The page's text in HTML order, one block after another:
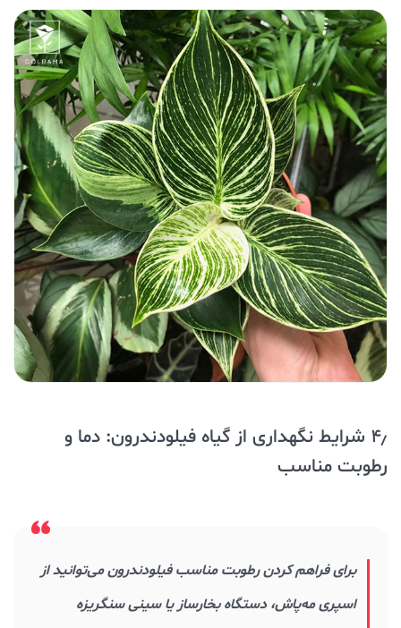
۴٫ شرایط نگهداری از گیاه فیلودندرون: دما و
رطوبت مناسب
برای فراهم کردن رطوبت مناسب فیلودندرون می‌توانید از
اسپری مه‌پاش، دستگاه بخارساز یا سینی سنگریزه